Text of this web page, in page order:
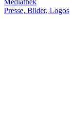
Presse, Bilder, Logos